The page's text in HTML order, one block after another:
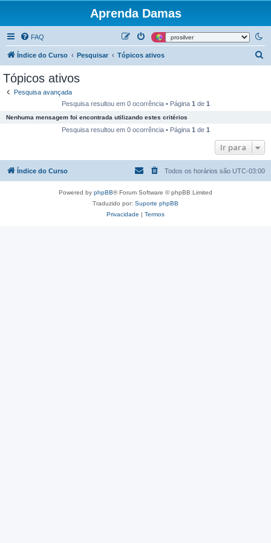
Aprenda Damas
FAQ
Índice do Curso Pesquisar Tópicos ativos
s
r
Tópicos ativos
Pesquisa avançada
Pesquisa resultou em 0 ocorrência • Página 1 de 1
Nenhuma mensagem foi encontrada utilizando estes critérios
Pesquisa resultou em 0 ocorrência • Página 1 de 1
Ir para
Índice do Curso Todos os horários são UTC-03:00
Powered by phpBB® Forum Software © phpBB Limited
Traduzido por: Suporte phpBB
Privacidade | Termos